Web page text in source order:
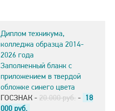
Диплом техникума,
колледжа образца 2014-
2026 года
Заполненный бланк с
приложением в твердой
обложке синего цвета
ГОСЗНАК - 20.000 руб. - 18
000 руб.